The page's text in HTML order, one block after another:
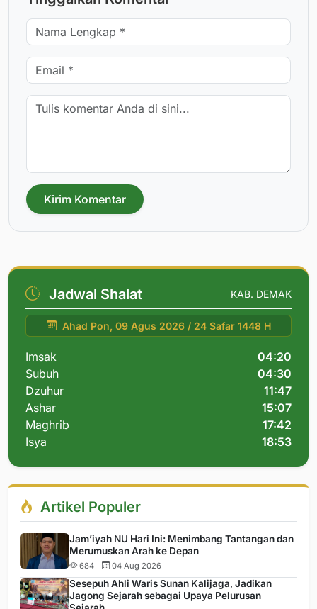
Kirim Komentar
Jadwal Shalat KAB. DEMAK
Ahad Pon, 09 Agus 2026 / 24 Safar 1448 H
Imsak
04:20
Subuh
04:30
Dzuhur
11:47
Ashar
15:07
Maghrib
17:42
Isya
18:53
Artikel Populer
Jam’iyah NU Hari Ini: Menimbang Tantangan dan
Merumuskan Arah ke Depan
684 04 Aug 2026
Sesepuh Ahli Waris Sunan Kalijaga, Jadikan
Jagong Sejarah sebagai Upaya Pelurusan